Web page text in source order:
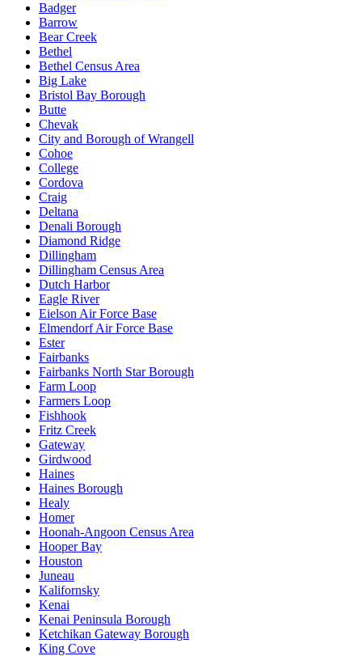
Badger
Barrow
Bear Creek
Bethel
Bethel Census Area
Big Lake
Bristol Bay Borough
Butte
Chevak
City and Borough of Wrangell
Cohoe
College
Cordova
Craig
Deltana
Denali Borough
Diamond Ridge
Dillingham
Dillingham Census Area
Dutch Harbor
Eagle River
Eielson Air Force Base
Elmendorf Air Force Base
Ester
Fairbanks
Fairbanks North Star Borough
Farm Loop
Farmers Loop
Fishhook
Fritz Creek
Gateway
Girdwood
Haines
Haines Borough
Healy
Homer
Hoonah-Angoon Census Area
Hooper Bay
Houston
Juneau
Kalifornsky
Kenai
Kenai Peninsula Borough
Ketchikan Gateway Borough
King Cove